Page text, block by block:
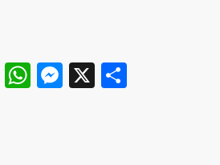
ViberWhatsApp
Messenger
X